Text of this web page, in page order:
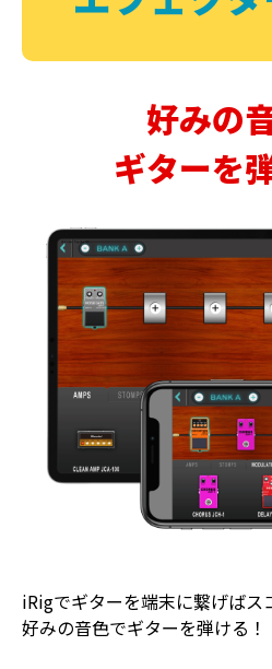
好みの
ギターを
iRigでギターを端末に繋げばス
好みの音色でギターを弾ける！